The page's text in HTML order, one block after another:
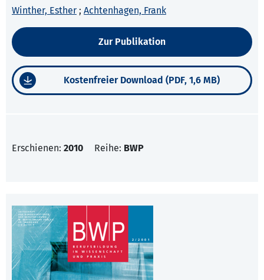
Winther, Esther ; Achtenhagen, Frank
Zur Publikation
Kostenfreier Download (PDF, 1,6 MB)
Erschienen: 2010 Reihe: BWP